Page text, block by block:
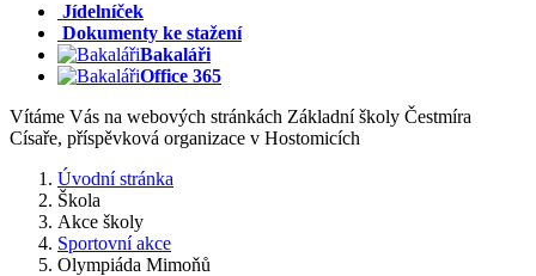
Jídelníček
Dokumenty ke stažení
Bakaláři
Office 365
Vítáme Vás na webových stránkách Základní školy Čestmíra
Císaře, příspěvková organizace v Hostomicích
Úvodní stránka
Škola
Akce školy
Sportovní akce
Olympiáda Mimoňů